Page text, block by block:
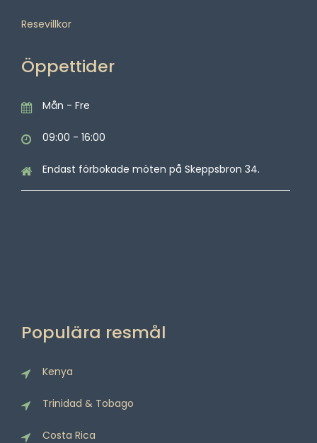
Resevillkor
Öppettider
Mån - Fre
09:00 - 16:00
Endast förbokade möten på Skeppsbron 34.
Populära resmål
Kenya
Trinidad & Tobago
Costa Rica